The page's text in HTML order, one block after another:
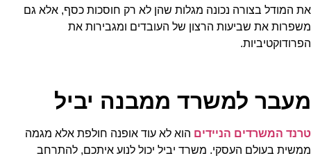
את המודל בצורה נכונה מגלות שהן לא רק חוסכות כסף, אלא גם
משפרות את שביעות הרצון של העובדים ומגבירות את
הפרודוקטיביות.
מעבר למשרד ממבנה יביל
טרנד המשרדים הניידים הוא לא עוד אופנה חולפת אלא מגמה
ממשית בעולם העסקי. משרד יביל יכול לנוע איתכם, להתרחב